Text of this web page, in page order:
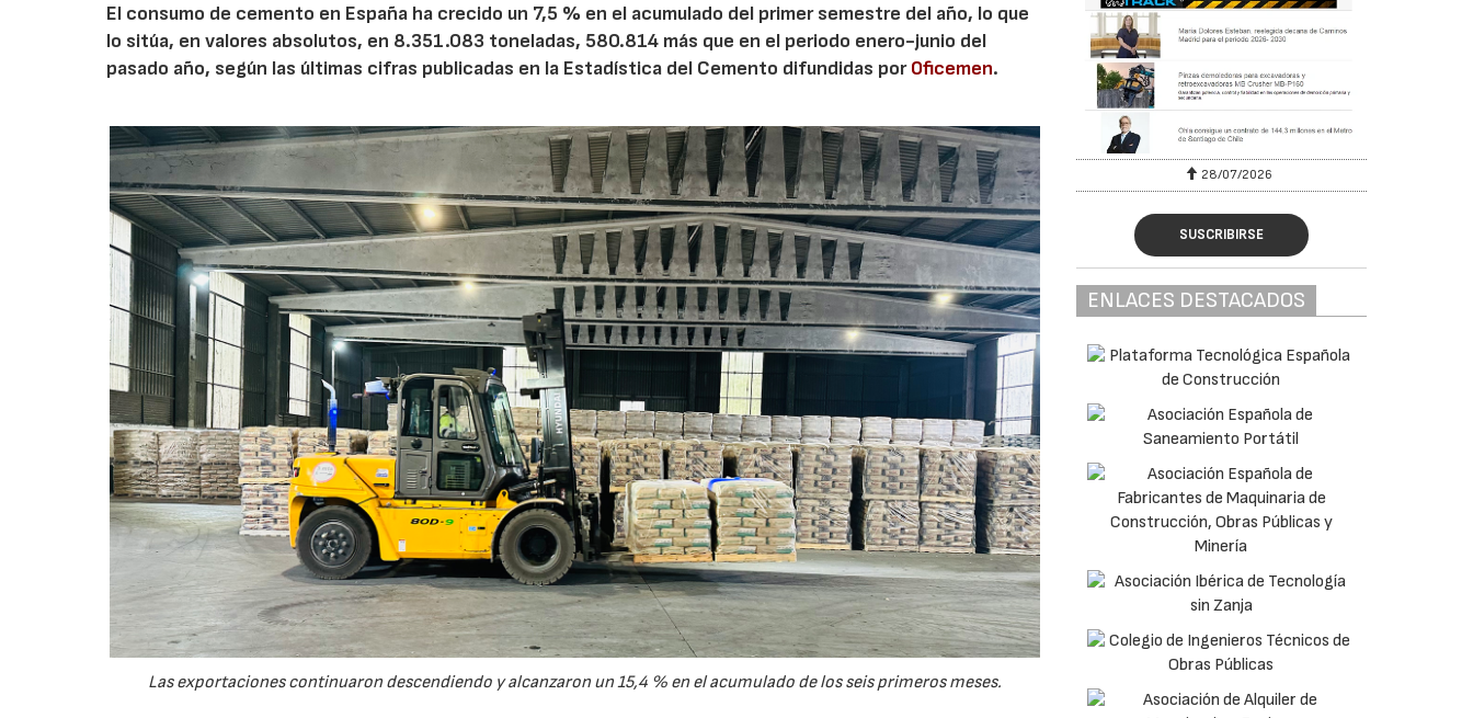
El consumo de cemento en España ha crecido un 7,5 % en el acumulado del primer semestre del año, lo que
lo sitúa, en valores absolutos, en 8.351.083 toneladas, 580.814 más que en el periodo enero-junio del
pasado año, según las últimas cifras publicadas en la Estadística del Cemento difundidas porOficemen.
Las exportaciones continuaron descendiendo y alcanzaron un 15,4 % en el acumulado de los seis primeros meses.
28/07/2026 30/07/2026 28/07/2026
SUSCRIBIRSE
ENLACES DESTACADOS